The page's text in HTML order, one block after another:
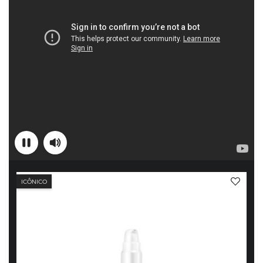
ICÔNICO